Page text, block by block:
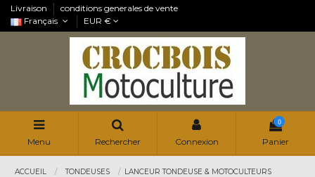
Livraison
conditions generales de vente
Français
EUR €
Menu Rechercher Connexion
0
Panier
ACCUEIL TONDEUSES LANCEUR TONDEUSE & MOTOCULTEURS